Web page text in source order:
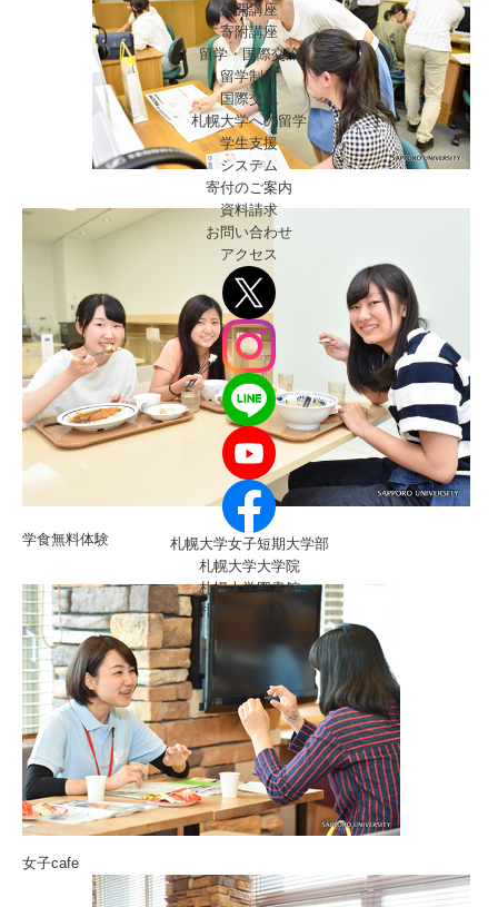
公開講座
寄附講座
留学・国際交流
留学制度
国際交流
札幌大学への留学
学生支援
システム
寄付のご案内
資料請求
お問い合わせ
アクセス
札幌大学女子短期大学部
札幌大学大学院
札幌大学図書館
札幌大学校友会
学食無料体験
女子cafe